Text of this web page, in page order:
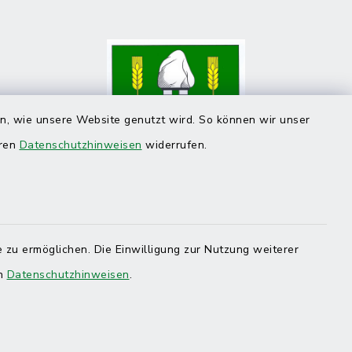
wie unsere Website genutzt wird. So können wir unser
Datenschutzhinweisen widerrufen.
ermöglichen. Die Einwilligung zur Nutzung weiterer
Datenschutzhinweisen.